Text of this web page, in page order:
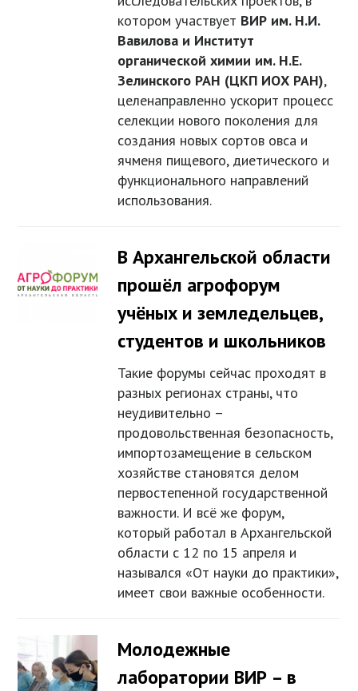
котором участвует ВИР им. Н.И.
Вавилова и Институт
органической химии им. Н.Е.
Зелинского РАН (ЦКП ИОХ РАН),
целенаправленно ускорит процесс
селекции нового поколения для
создания новых сортов овса и
ячменя пищевого, диетического и
функционального направлений
использования.
В Архангельской области
прошёл агрофорум
учёных и земледельцев,
студентов и школьников
Такие форумы сейчас проходят в
разных регионах страны, что
неудивительно –
продовольственная безопасность,
импортозамещение в сельском
хозяйстве становятся делом
первостепенной государственной
важности. И всё же форум,
который работал в Архангельской
области с 12 по 15 апреля и
назывался «От науки до практики»,
имеет свои важные особенности.
Молодежные
лаборатории ВИР – в